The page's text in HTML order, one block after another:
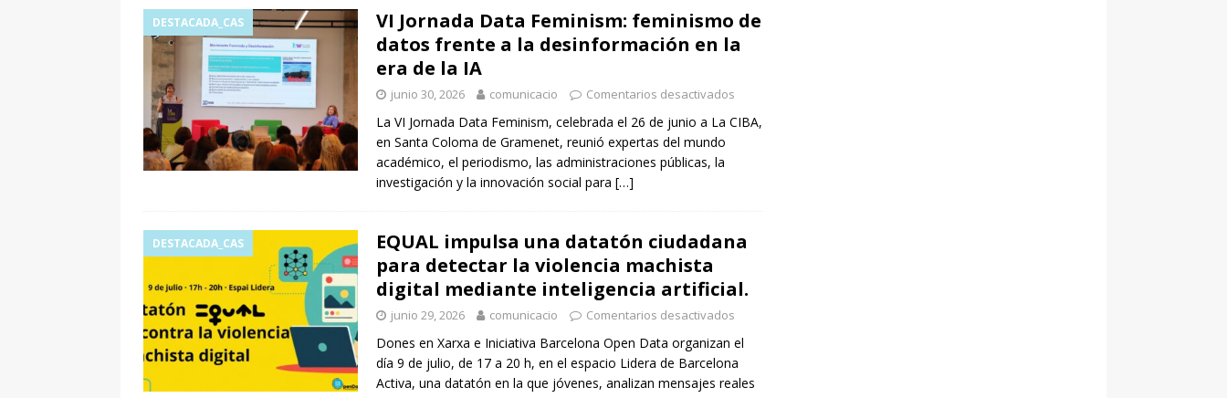
DESTACADA_CAS
VI Jornada Data Feminism: feminismo de
datos frente a la desinformación en la
era de la IA
junio 30, 2026 comunicacio Comentarios desactivados
La VI Jornada Data Feminism, celebrada el 26 de junio a La CIBA,
en Santa Coloma de Gramenet, reunió expertas del mundo
académico, el periodismo, las administraciones públicas, la
investigación y la innovación social para […]
DESTACADA_CAS
EQUAL impulsa una datatón ciudadana
para detectar la violencia machista
digital mediante inteligencia artificial.
junio 29, 2026 comunicacio Comentarios desactivados
Dones en Xarxa e Iniciativa Barcelona Open Data organizan el
día 9 de julio, de 17 a 20 h, en el espacio Lidera de Barcelona
Activa, una datatón en la que jóvenes, analizan mensajes reales